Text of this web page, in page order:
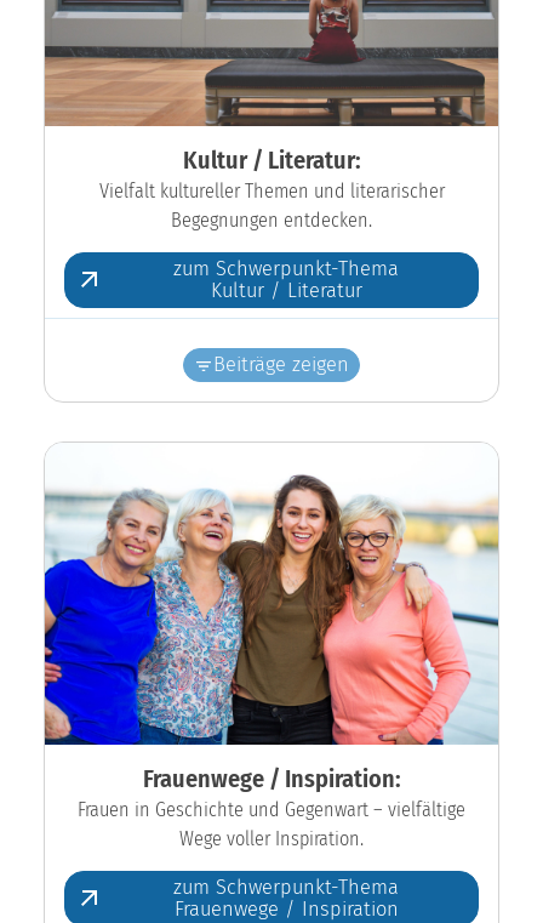
Kultur / Literatur:
Vielfalt kultureller Themen und literarischer
Begegnungen entdecken.
zum Schwerpunkt-Thema
Kultur / Literatur
Beiträge zeigen
Frauenwege / Inspiration:
Frauen in Geschichte und Gegenwart – vielfältige
Wege voller Inspiration.
zum Schwerpunkt-Thema
Frauenwege / Inspiration